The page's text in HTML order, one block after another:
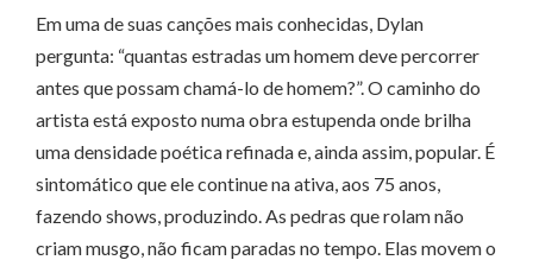
Em uma de suas canções mais conhecidas, Dylan
pergunta: “quantas estradas um homem deve percorrer
antes que possam chamá-lo de homem?”. O caminho do
artista está exposto numa obra estupenda onde brilha
uma densidade poética refinada e, ainda assim, popular. É
sintomático que ele continue na ativa, aos 75 anos,
fazendo shows, produzindo. As pedras que rolam não
criam musgo, não ficam paradas no tempo. Elas movem o